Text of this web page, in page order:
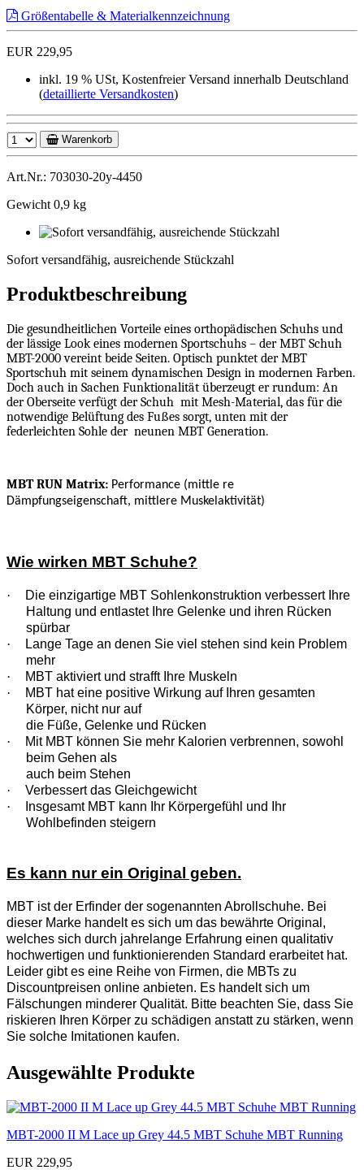
Größentabelle & Materialkennzeichnung
EUR 229,95
inkl. 19 % USt, Kostenfreier Versand innerhalb Deutschland
(detaillierte Versandkosten)
Warenkorb
Art.Nr.: 703030-20y-4450
Gewicht 0,9 kg
Sofort versandfähig, ausreichende Stückzahl
Produktbeschreibung
Die gesundheitlichen Vorteile eines orthopädischen Schuhs und
der lässige Look eines modernen Sportschuhs – der MBT Schuh
MBT-2000 vereint beide Seiten. Optisch punktet der MBT
Sportschuh mit seinem dynamischen Design in modernen Farben.
Doch auch in Sachen Funktionalität überzeugt er rundum: An
der Oberseite verfügt der Schuh mit Mesh-Material, das für die
notwendige Belüftung des Fußes sorgt, unten mit der
federleichten Sohle der neunen MBT Generation.
MBT RUN Matrix: Performance (mittle re
Dämpfungseigenschaft, mittlere Muskelaktivität)
Wie wirken MBT Schuhe?
·
Die einzigartige MBT Sohlenkonstruktion verbessert Ihre
Haltung und entlastet Ihre Gelenke und ihren Rücken
spürbar
·
Lange Tage an denen Sie viel stehen sind kein Problem
mehr
·
MBT aktiviert und strafft Ihre Muskeln
·
MBT hat eine positive Wirkung auf Ihren gesamten
Körper, nicht nur auf
die Füße, Gelenke und Rücken
·
Mit MBT können Sie mehr Kalorien verbrennen, sowohl
beim Gehen als
auch beim Stehen
·
Verbessert das Gleichgewicht
·
Insgesamt MBT kann Ihr Körpergefühl und Ihr
Wohlbefinden steigern
Es kann nur ein Original geben.
MBT ist der Erfinder der sogenannten Abrollschuhe. Bei
dieser Marke handelt es sich um das bewährte Original,
welches sich durch jahrelange Erfahrung einen qualitativ
hochwertigen und funktionierenden Standard erarbeitet hat.
Leider gibt es eine Reihe von Firmen, die MBTs zu
Discountpreisen online anbieten. Es handelt sich um
Fälschungen minderer Qualität. Bitte beachten Sie, dass Sie
riskieren Ihren Körper zu schädigen anstatt zu stärken, wenn
Sie solche Imitationen kaufen.
Ausgewählte Produkte
MBT-2000 II M Lace up Grey 44.5 MBT Schuhe MBT Running
EUR 229,95